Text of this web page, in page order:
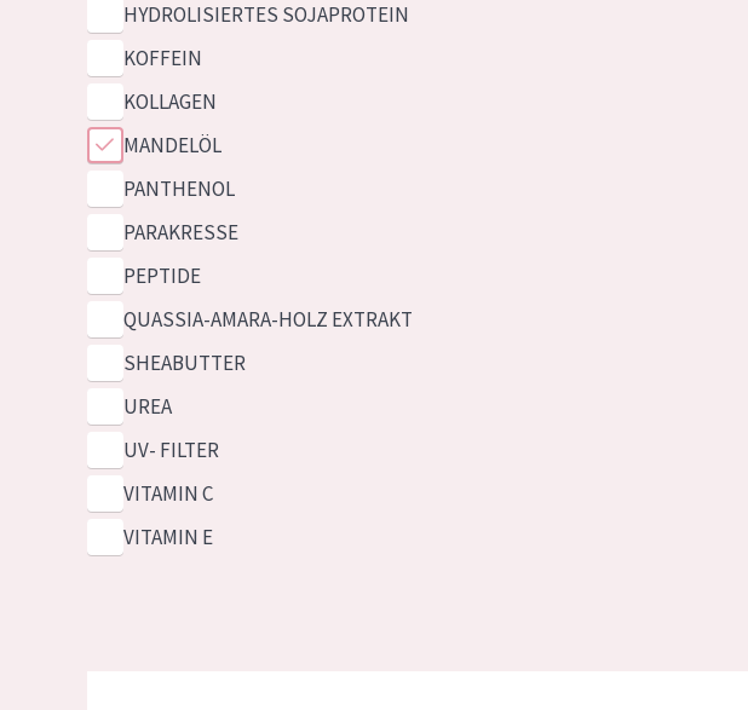
HYDROLISIERTES SOJAPROTEIN
KOFFEIN
KOLLAGEN
MANDELÖL
PANTHENOL
PARAKRESSE
PEPTIDE
QUASSIA-AMARA-HOLZ EXTRAKT
SHEABUTTER
UREA
UV- FILTER
VITAMIN C
VITAMIN E